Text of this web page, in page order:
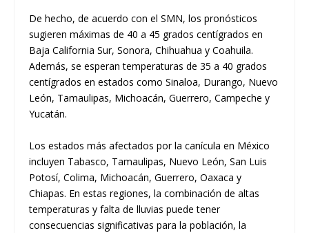
De hecho, de acuerdo con el SMN, los pronósticos
sugieren máximas de 40 a 45 grados centígrados en
Baja California Sur, Sonora, Chihuahua y Coahuila.
Además, se esperan temperaturas de 35 a 40 grados
centígrados en estados como Sinaloa, Durango, Nuevo
León, Tamaulipas, Michoacán, Guerrero, Campeche y
Yucatán.
Los estados más afectados por la canícula en México
incluyen Tabasco, Tamaulipas, Nuevo León, San Luis
Potosí, Colima, Michoacán, Guerrero, Oaxaca y
Chiapas. En estas regiones, la combinación de altas
temperaturas y falta de lluvias puede tener
consecuencias significativas para la población, la